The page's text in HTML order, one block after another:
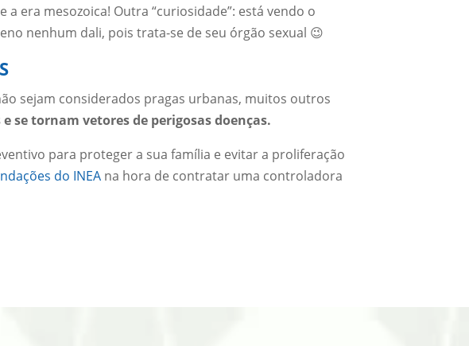
era mesozoica! Outra “curiosidade”: está vendo o
nenhum dali, pois trata-se de seu órgão sexual 😉
sejam considerados pragas urbanas, muitos outros
se tornam vetores de perigosas doenças.
para proteger a sua família e evitar a proliferação
do INEA na hora de contratar uma controladora